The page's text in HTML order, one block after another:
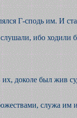
Г-сподь им. И
ибо ходили
доколе был жив
служа